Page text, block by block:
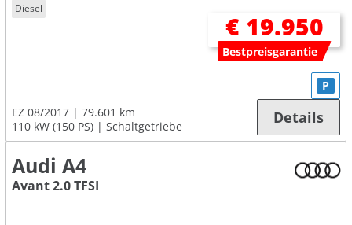
Diesel
€ 19.950
Bestpreisgarantie
EZ 08/2017
79.601 km
110 kW (150 PS)
Schaltgetriebe
P
Details
Audi A4
Avant 2.0 TFSI